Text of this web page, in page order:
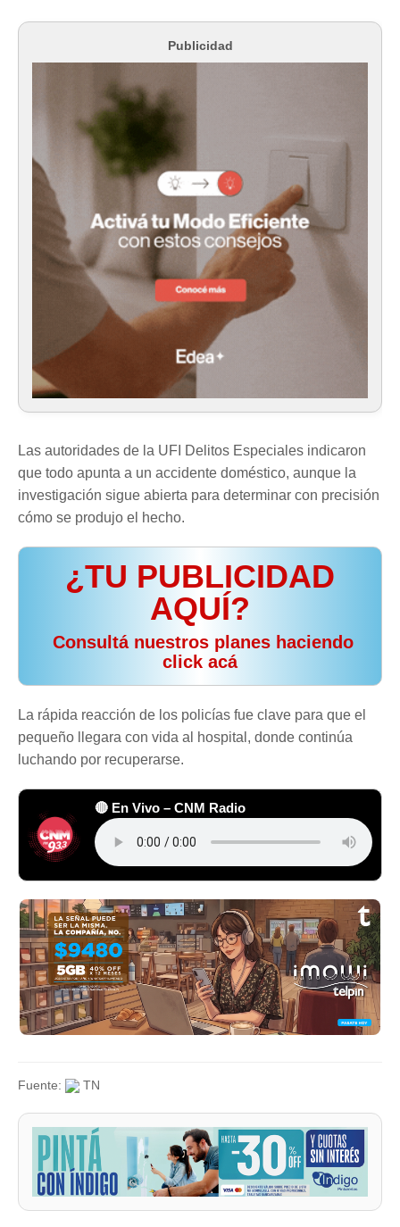
Publicidad
Las autoridades de la UFI Delitos Especiales indicaron
que todo apunta a un accidente doméstico, aunque la
investigación sigue abierta para determinar con precisión
cómo se produjo el hecho.
¿TU PUBLICIDAD
AQUÍ?
️ Consultá nuestros planes haciendo
click acá
La rápida reacción de los policías fue clave para que el
pequeño llegara con vida al hospital, donde continúa
luchando por recuperarse.
🔴 En Vivo – CNM Radio
Fuente: TN